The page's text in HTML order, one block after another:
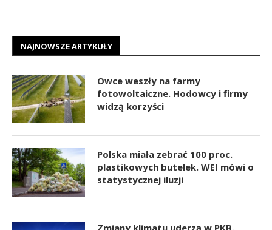
NAJNOWSZE ARTYKUŁY
Owce weszły na farmy
fotowoltaiczne. Hodowcy i firmy
widzą korzyści
Polska miała zebrać 100 proc.
plastikowych butelek. WEI mówi o
statystycznej iluzji
Zmiany klimatu uderzą w PKB.